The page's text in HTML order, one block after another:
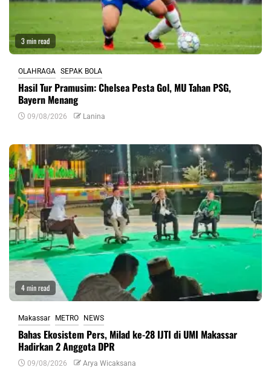
3 min read
OLAHRAGA SEPAK BOLA
Hasil Tur Pramusim: Chelsea Pesta Gol, MU Tahan PSG,
Bayern Menang
09/08/2026 Lanina
4 min read
Makassar METRO NEWS
Bahas Ekosistem Pers, Milad ke-28 IJTI di UMI Makassar
Hadirkan 2 Anggota DPR
09/08/2026 Arya Wicaksana